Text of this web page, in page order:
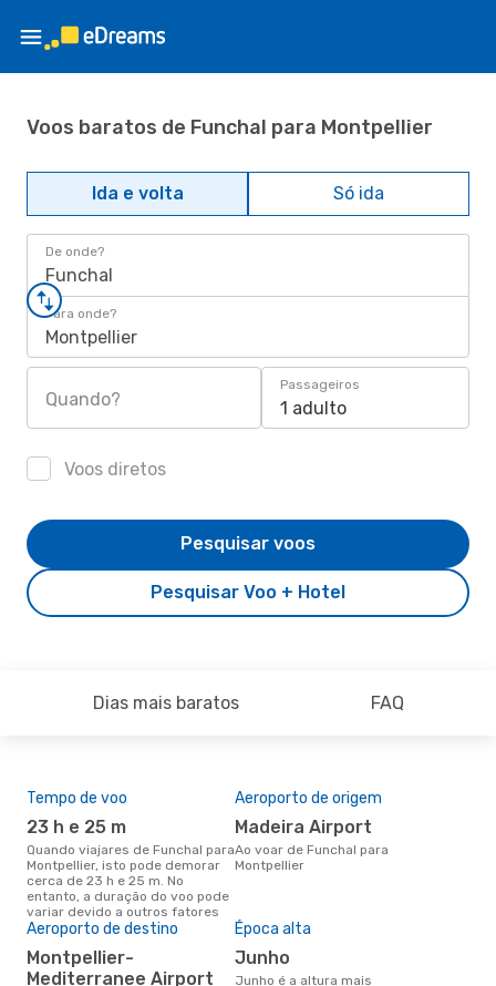
Voos baratos de Funchal para Montpellier
Ida e volta Só ida
De onde?
Funchal
Para onde?
Montpellier
Quando?
Passageiros
1 adulto
Voos diretos
Pesquisar Voo + Hotel
Pesquisar voos
Dias mais baratos FAQ
Tempo de voo
23 h e 25 m
Quando viajares de Funchal para
Montpellier, isto pode demorar
cerca de 23 h e 25 m. No
entanto, a duração do voo pode
variar devido a outros fatores
Aeroporto de origem
Madeira Airport
Ao voar de Funchal para
Montpellier
Aeroporto de destino
Montpellier-
Mediterranee Airport
Época alta
junho
junho é a altura mais